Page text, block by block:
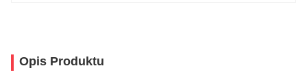
Opis Produktu